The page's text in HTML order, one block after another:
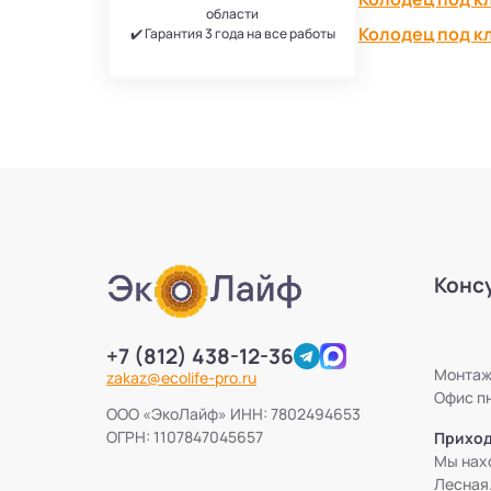
области
✔️ Гарантия 3 года на все работы
Колодец под
+7 (812) 438-12-36
zakaz@ecolife-pro.ru
ООО «ЭкоЛайф» ИНН: 7802494653
ОГРН: 1107847045657
Офис
Мы
Лесная.